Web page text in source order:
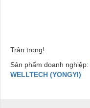
Trân trọng!
Sản phẩm doanh nghiệp:
WELLTECH (YONGYI)